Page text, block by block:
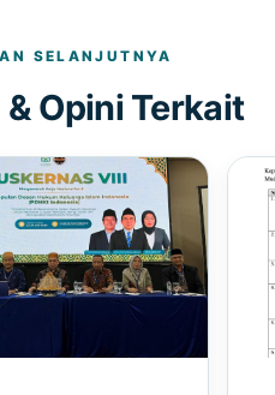
SELANJUTNYA
Opini Terkait